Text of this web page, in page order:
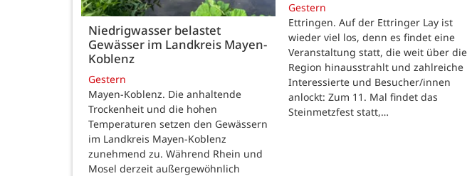
Niedrigwasser belastet
Gewässer im Landkreis Mayen-
Koblenz
Gestern
Mayen-Koblenz. Die anhaltende
Trockenheit und die hohen
Temperaturen setzen den Gewässern
im Landkreis Mayen-Koblenz
zunehmend zu. Während Rhein und
Mosel derzeit außergewöhnlich
Gestern
Ettringen. Auf der Ettringer Lay ist
wieder viel los, denn es findet eine
Veranstaltung statt, die weit über die
Region hinausstrahlt und zahlreiche
Interessierte und Besucher/innen
anlockt: Zum 11. Mal findet das
Steinmetzfest statt,…